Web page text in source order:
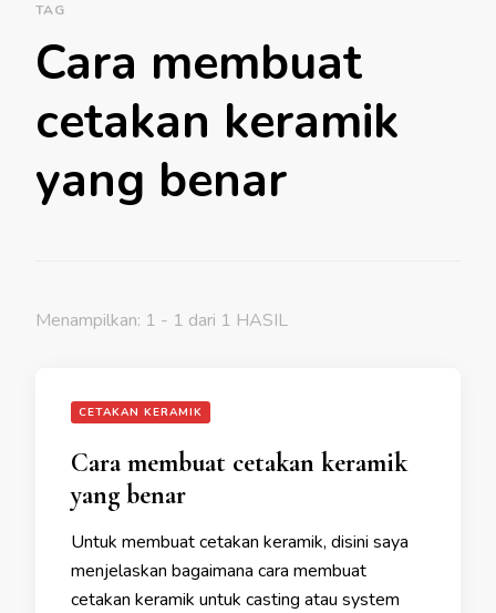
TAG
Cara membuat
cetakan keramik
yang benar
Menampilkan: 1 - 1 dari 1 HASIL
CETAKAN KERAMIK
Cara membuat cetakan keramik
yang benar
Untuk membuat cetakan keramik, disini saya
menjelaskan bagaimana cara membuat
cetakan keramik untuk casting atau system